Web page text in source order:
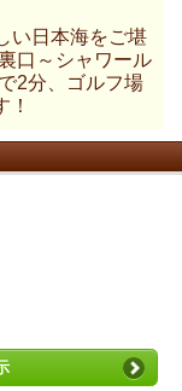
い日本海をご堪
口～シャワール
2分、ゴルフ場